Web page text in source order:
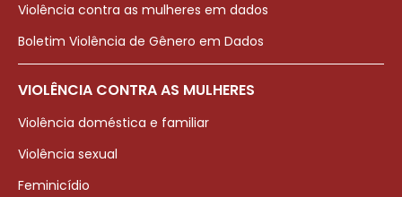
Violência contra as mulheres em dados
Boletim Violência de Gênero em Dados
VIOLÊNCIA CONTRA AS MULHERES
Violência doméstica e familiar
Violência sexual
Feminicídio